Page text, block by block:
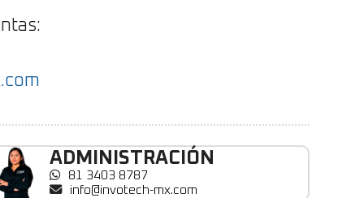
ADMINISTRACIÓN
81 3403 8787
info@invotech-mx.com